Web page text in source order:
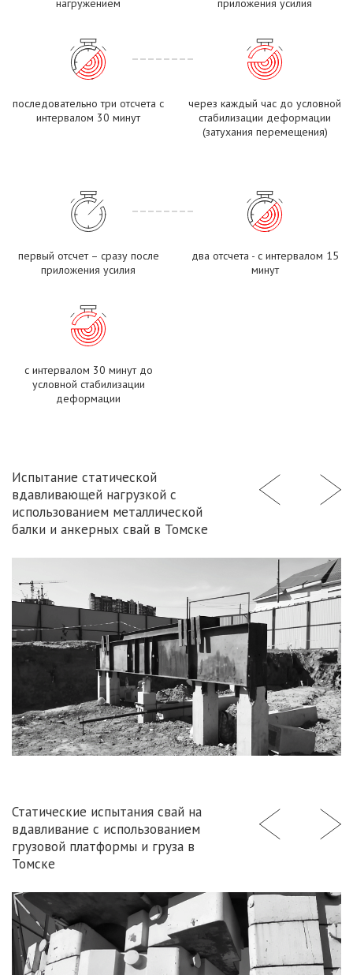
нагружением
приложения усилия
последовательно три отсчета с
интервалом 30 минут
через каждый час до условной
стабилизации деформации
(затухания перемещения)
первый отсчет – сразу после
приложения усилия
два отсчета - с интервалом 15
минут
с интервалом 30 минут до
условной стабилизации
деформации
Испытание статической
вдавливающей нагрузкой с
использованием металлической
балки и анкерных свай в Томске
Статические испытания свай на
вдавливание с использованием
грузовой платформы и груза в
Томске